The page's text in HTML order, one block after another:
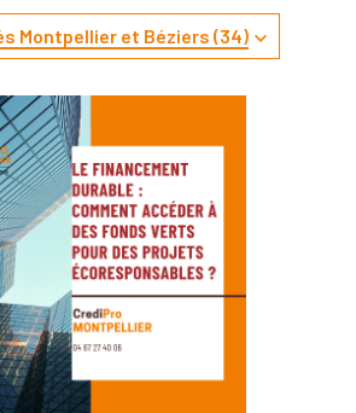
Montpellier et Béziers (34)
Tous
Actualités
de presse
Édito
Nos clients
Recrutement
Revue de presse